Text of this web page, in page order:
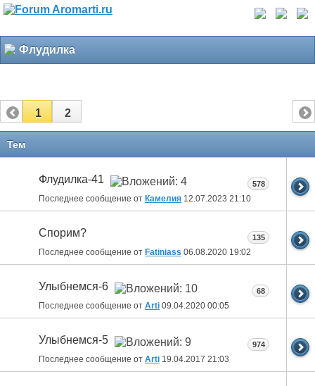
Флудилка
1 2
Тем
Флудилка-41
Последнее сообщение от Камелия 12.07.2023 21:10
578
Спорим?
Последнее сообщение от Fatiniass 06.08.2020 19:02
135
Улыбнемся-6
Последнее сообщение от Arti 09.04.2020 00:05
68
Улыбнемся-5
Последнее сообщение от Arti 19.04.2017 21:03
974